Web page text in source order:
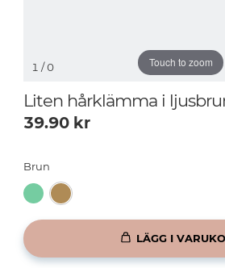
Touch to zoom
1 / 0
Liten hårklämma i
39.90 kr
Brun
LÄGG I